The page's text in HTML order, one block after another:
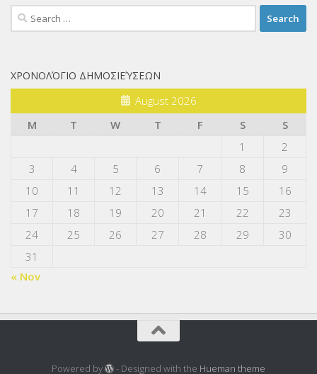
Search
for:
ΧΡΟΝΟΛΌΓΙΟ ΔΗΜΟΣΙΕΎΣΕΩΝ
August 2026
M
T W T F S
S
1
2
3
4 5 6 7 8
9
10
11 12 13 14 15
16
17
18 19 20 21 22
23
24
25 26 27 28 29
30
31
« Nov
Powered by - Designed with the Hueman theme